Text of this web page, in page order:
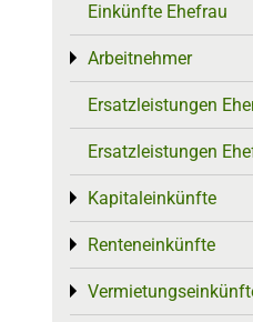
Einkünfte Ehefrau
Arbeitnehmer
Toggle menu
Ersatzleistungen
Ersatzleistungen
Kapitaleinkünfte
Toggle menu
Renteneinkünfte
Toggle menu
Toggle menu